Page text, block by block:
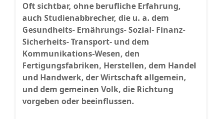
Oft sichtbar, ohne berufliche Erfahrung,
auch Studienabbrecher, die u. a. dem
Gesundheits- Ernährungs- Sozial- Finanz-
Sicherheits- Transport- und dem
Kommunikations-Wesen, den
Fertigungsfabriken, Herstellen, dem Handel
und Handwerk, der Wirtschaft allgemein,
und dem gemeinen Volk, die Richtung
vorgeben oder beeinflussen.